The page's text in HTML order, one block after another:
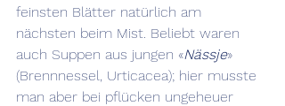
feinsten Blätter natürlich am
nächsten beim Mist. Beliebt waren
auch Suppen aus jungen «Nässje»
(Brennnessel, Urticacea); hier musste
man aber bei pflücken ungeheuer